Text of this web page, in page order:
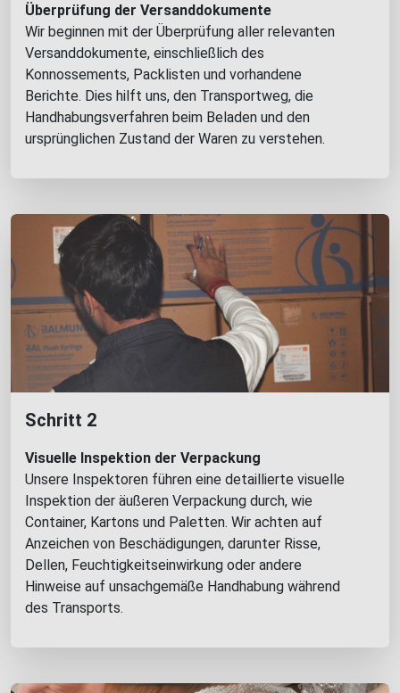
Überprüfung der Versanddokumente
Wir beginnen mit der Überprüfung aller relevanten
Versanddokumente, einschließlich des
Konnossements, Packlisten und vorhandene
Berichte. Dies hilft uns, den Transportweg, die
Handhabungsverfahren beim Beladen und den
ursprünglichen Zustand der Waren zu verstehen.
Schritt 2
Visuelle Inspektion der Verpackung
Unsere Inspektoren führen eine detaillierte visuelle
Inspektion der äußeren Verpackung durch, wie
Container, Kartons und Paletten. Wir achten auf
Anzeichen von Beschädigungen, darunter Risse,
Dellen, Feuchtigkeitseinwirkung oder andere
Hinweise auf unsachgemäße Handhabung während
des Transports.